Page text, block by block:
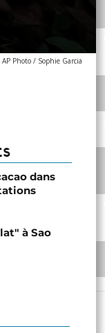
AP Photo / Sophie Garcia
dans
à Sao